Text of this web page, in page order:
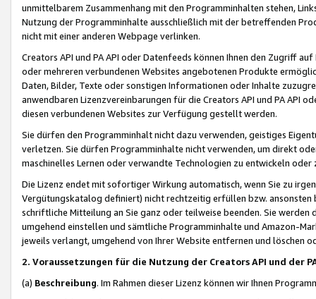
unmittelbarem Zusammenhang mit den Programminhalten stehen,
Nutzung der Programminhalte ausschließlich mit der betreffenden
nicht mit einer anderen Webpage verlinken.
Creators API und PA API oder Datenfeeds können Ihnen den Zugriff
oder mehreren verbundenen Websites angebotenen Produkte
Daten, Bilder, Texte oder sonstigen Informationen oder Inhalte
anwendbaren Lizenzvereinbarungen für die Creators API und PA API
diesen verbundenen Websites zur Verfügung gestellt werden.
Sie dürfen den Programminhalt nicht dazu verwenden, geistiges
verletzen. Sie dürfen Programminhalte nicht verwenden, um direkt
maschinelles Lernen oder verwandte Technologien zu entwickeln
Die Lizenz endet mit sofortiger Wirkung automatisch, wenn Sie zu
Vergütungskatalog definiert) nicht rechtzeitig erfüllen bzw. ansonsten
schriftliche Mitteilung an Sie ganz oder teilweise beenden. Sie werden
umgehend einstellen und sämtliche Programminhalte und Amazon-
jeweils verlangt, umgehend von Ihrer Website entfernen und löschen
2. Voraussetzungen für die Nutzung der Creators API und der
(a) Beschreibung. Im Rahmen dieser Lizenz können wir Ihnen